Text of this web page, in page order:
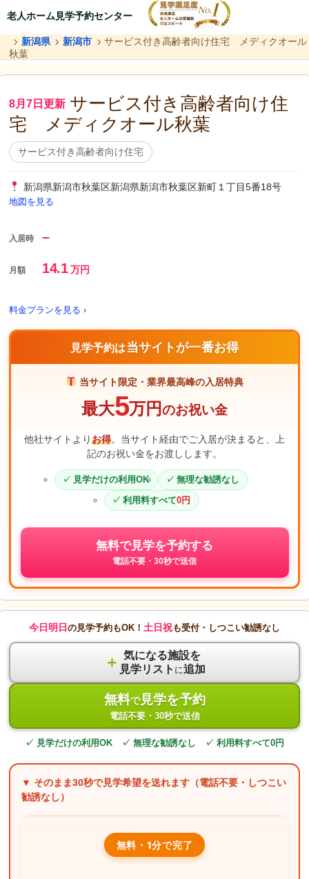
老人ホーム見学予約センター
新潟県 新潟市
サービス付き高齢者向け住宅 メディクオール
秋葉
8月7日更新 サービス付き高齢者向け住
宅 メディクオール秋葉
サービス付き高齢者向け住宅
新潟県新潟市秋葉区新潟県新潟市秋葉区新町１丁目5番18号
地図を見る
入居時 –
月額 14.1万円
料金プランを見る ›
見学予約は当サイトが一番お得
当サイト限定・業界最高峰の入居特典
最大5万円のお祝い金
他社サイトよりお得。当サイト経由でご入居が決まると、上
記のお祝い金をお渡しします。
見学だけの利用OK
無理な勧誘なし
利用料すべて0円
無料で見学を予約する
電話不要・30秒で送信
今日明日 の見学予約もOK！ 土日祝も受付・しつこい勧誘なし
＋ 気になる施設を
見学リスト に追加
無料で見学を予約
電話不要・30秒で送信
✓ 見学だけの利用OK ✓ 無理な勧誘なし ✓ 利用料すべて0円
▼ そのまま30秒で見学希望を送れます（電話不要・しつこい
勧誘なし）
無料・1分で完了